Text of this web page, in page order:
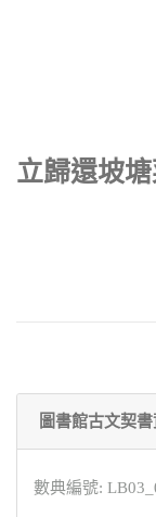
立歸還坡
圖書館古文契
數典編號: